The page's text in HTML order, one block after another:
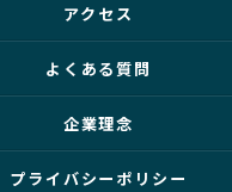
アクセス
よくある質問
企業理念
プライバシーポリシー